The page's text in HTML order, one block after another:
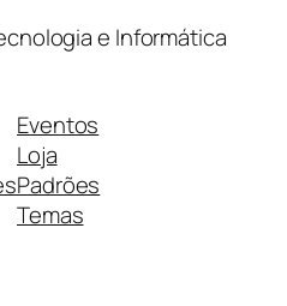
e Informática
Eventos
Loja
Padrões
Temas